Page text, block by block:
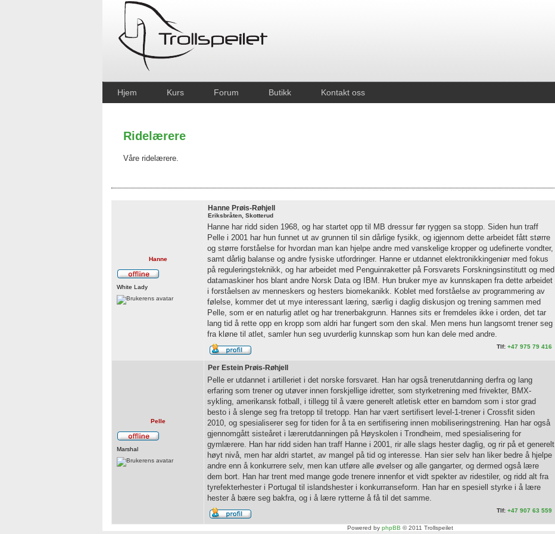
Hjem Kurs Forum Butikk Kontakt oss
Ridelærere
Våre ridelærere.
Hanne
White Lady
Hanne Prøis-Røhjell
Eriksbråten, Skotterud
Hanne har ridd siden 1968, og har startet opp til MB dressur før ryggen sa stopp. Siden hun traff
Pelle i 2001 har hun funnet ut av grunnen til sin dårlige fysikk, og igjennom dette arbeidet fått større
og større forståelse for hvordan man kan hjelpe andre med vanskelige kropper og udefinerte vondter,
samt dårlig balanse og andre fysiske utfordringer. Hanne er utdannet elektronikkingeniør med fokus
på reguleringsteknikk, og har arbeidet med Penguinraketter på Forsvarets Forskningsinstitutt og med
datamaskiner hos blant andre Norsk Data og IBM. Hun bruker mye av kunnskapen fra dette arbeidet
i forståelsen av menneskers og hesters biomekanikk. Koblet med forståelse av programmering av
følelse, kommer det ut mye interessant læring, særlig i daglig diskusjon og trening sammen med
Pelle, som er en naturlig atlet og har trenerbakgrunn. Hannes sits er fremdeles ikke i orden, det tar
lang tid å rette opp en kropp som aldri har fungert som den skal. Men mens hun langsomt trener seg
fra kløne til atlet, samler hun seg uvurderlig kunnskap som hun kan dele med andre.
Tlf: +47 975 79 416
Pelle
Marshal
Per Estein Prøis-Røhjell
Pelle er utdannet i artilleriet i det norske forsvaret. Han har også trenerutdanning derfra og lang
erfaring som trener og utøver innen forskjellige idretter, som styrketrening med frivekter, BMX-
sykling, amerikansk fotball, i tillegg til å være generelt atletisk etter en barndom som i stor grad
besto i å slenge seg fra tretopp til tretopp. Han har vært sertifisert level-1-trener i Crossfit siden
2010, og spesialiserer seg for tiden for å ta en sertifisering innen mobiliseringstrening. Han har også
gjennomgått sisteåret i lærerutdanningen på Høyskolen i Trondheim, med spesialisering for
gymlærere. Han har ridd siden han traff Hanne i 2001, rir alle slags hester daglig, og rir på et generelt
høyt nivå, men har aldri startet, av mangel på tid og interesse. Han sier selv han liker bedre å hjelpe
andre enn å konkurrere selv, men kan utføre alle øvelser og alle gangarter, og dermed også lære
dem bort. Han har trent med mange gode trenere innenfor et vidt spekter av ridestiler, og ridd alt fra
tyrefekterhester i Portugal til islandshester i konkurranseform. Han har en spesiell styrke i å lære
hester å bære seg bakfra, og i å lære rytterne å få til det samme.
Tlf: +47 907 63 559
Powered by phpBB © 2011 Trollspeilet